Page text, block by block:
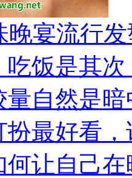
晚宴流行
吃饭是其
量自然是
扮最好看
何让自己